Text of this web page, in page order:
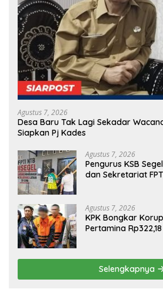
Agustus 7, 2026
Desa Baru Tak Lagi Sekadar
Siapkan Pj Kades
Agustus 7, 2026
Pengurus KSB
dan Sekretariat
Agustus 7, 2026
KPK Bongkar
Pertamina
Selengkapnya